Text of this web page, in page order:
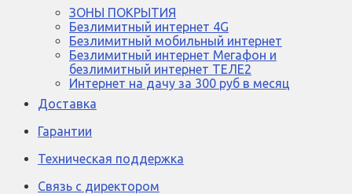
ЗОНЫ ПОКРЫТИЯ
Безлимитный интернет 4G
Безлимитный мобильный интернет
Безлимитный интернет Мегафон и
безлимитный интернет ТЕЛЕ2
Интернет на дачу за 300 руб в месяц
Доставка
Гарантии
Техническая поддержка
Связь с директором